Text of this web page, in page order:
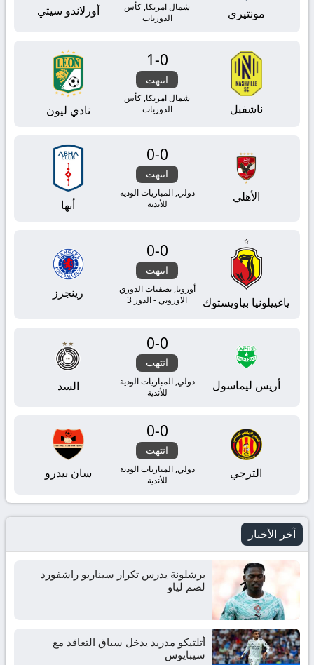
مونتيري
شمال امريكا, كأس
الدوريات
أورلاندو سيتي
ناشفيل
0
-
1
انتهت
شمال امريكا, كأس
الدوريات
نادي ليون
الأهلي
0
-
0
انتهت
دولي, المباريات الودية
للأندية
أبها
ياغييلونيا بياويستوك
0
-
0
انتهت
أوروبا, تصفيات الدوري
الاوروبي - الدور 3
رينجرز
أريس ليماسول
0
-
0
انتهت
دولي, المباريات الودية
للأندية
السد
الترجي
0
-
0
انتهت
دولي, المباريات الودية
للأندية
سان بيدرو
آخر الأخبار
برشلونة يدرس تكرار سيناريو راشفورد
لضم لياو
أتلتيكو مدريد يدخل سباق التعاقد مع
سيبايوس